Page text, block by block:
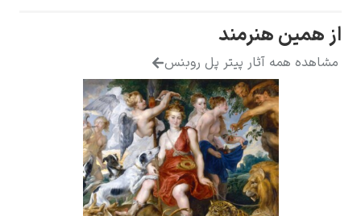
هنرمند
آثار پیتر پل روبنس